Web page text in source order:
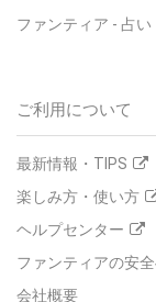
ファンティア - 占い
ご利用について
最新情報・TIPS
楽しみ方・使い方
ヘルプセンター
ファンティアの安
会社概要